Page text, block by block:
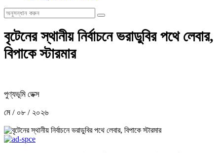
বৃটেনের স্থানীয় নির্বাচনে ভরাডুবির পথে লেবার,
বিপাকে স্টারমার
পুণ্যভূমি ডেক্স
মে / ০৮ / ২০২৬